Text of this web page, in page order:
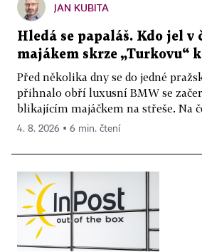
JAN KUBITA
Hledá se papaláš. Kdo jel v
majákem skrze „Turkovu“
Před několika dny se do jedné
přihnalo obří luxusní BMW se
blikajícím majáčkem na střeše. Na
4. 8. 2026 ▪ 6 min. čtení